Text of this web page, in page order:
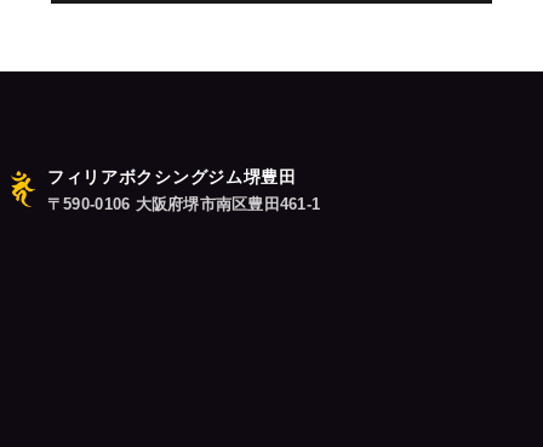
ョ
フィリアボクシングジム堺豊田
〒590-0106 大阪府堺市南区豊田461-1